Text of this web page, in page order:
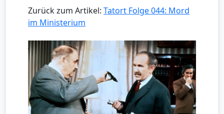
Zurück zum Artikel: Tatort Folge 044: Mord
im Ministerium